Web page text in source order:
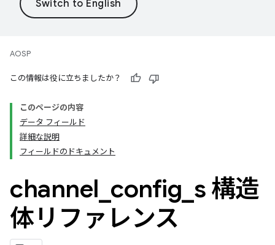
AOSP
この情報は役に立ちましたか？
このページの内容
データ フィールド
詳細な説明
フィールドのドキュメント
channel config s 構造
体リファレンス